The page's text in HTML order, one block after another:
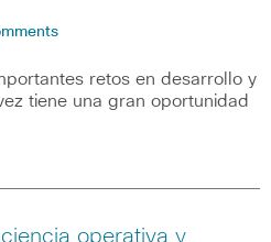
retos en desarrollo y
tiene una gran oportunidad
operativa y